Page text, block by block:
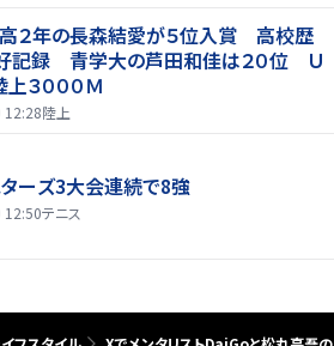
２年の長森結愛が５位入賞 高校歴
記録 青学大の芦田和佳は２０位 Ｕ
３０００Ｍ
陸上
ーズ3大会連続で8強
テニス